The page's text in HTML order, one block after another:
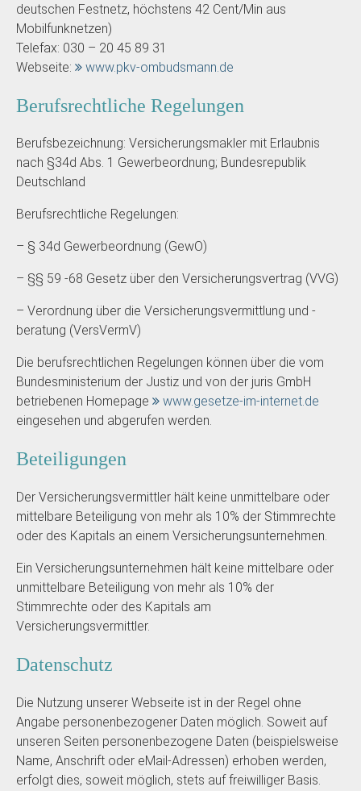
deutschen Festnetz, höchstens 42 Cent/Min aus
Mobilfunknetzen)
Telefax: 030 – 20 45 89 31
Webseite:
www.pkv-ombudsmann.de
Berufsrechtliche Regelungen
Berufsbezeichnung: Versicherungsmakler mit Erlaubnis
nach §34d Abs. 1 Gewerbeordnung; Bundesrepublik
Deutschland
Berufsrechtliche Regelungen:
– § 34d Gewerbeordnung (GewO)
– §§ 59 -68 Gesetz über den Versicherungsvertrag (VVG)
– Verordnung über die Versicherungsvermittlung und -
beratung (VersVermV)
Die berufsrechtlichen Regelungen können über die vom
Bundesministerium der Justiz und von der juris GmbH
betriebenen Homepage
www.gesetze-im-internet.de
eingesehen und abgerufen werden.
Beteiligungen
Der Versicherungsvermittler hält keine unmittelbare oder
mittelbare Beteiligung von mehr als 10% der Stimmrechte
oder des Kapitals an einem Versicherungsunternehmen.
Ein Versicherungsunternehmen hält keine mittelbare oder
unmittelbare Beteiligung von mehr als 10% der
Stimmrechte oder des Kapitals am
Versicherungsvermittler.
Datenschutz
Die Nutzung unserer Webseite ist in der Regel ohne
Angabe personenbezogener Daten möglich. Soweit auf
unseren Seiten personenbezogene Daten (beispielsweise
Name, Anschrift oder eMail-Adressen) erhoben werden,
erfolgt dies, soweit möglich, stets auf freiwilliger Basis.